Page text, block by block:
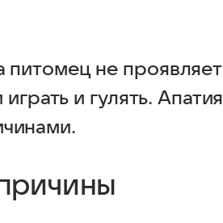
питомец не проявляет
и гулять. Апатия